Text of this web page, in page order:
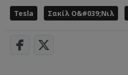
Tesla Σακίλ Ο&#039;Νιλ